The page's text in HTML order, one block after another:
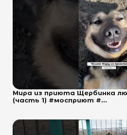
Мира из приюта Щербинка
(часть 1) #мосприют #...